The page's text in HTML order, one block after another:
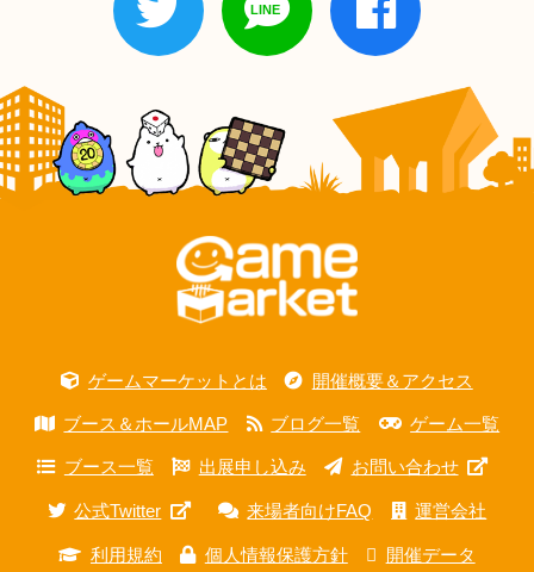
ゲームマーケットとは 開催概要＆アクセス
ブース＆ホールMAP ブログ一覧 ゲーム一覧
ブース一覧 出展申し込み お問い合わせ
公式Twitter 来場者向けFAQ 運営会社
利用規約 個人情報保護方針 開催データ